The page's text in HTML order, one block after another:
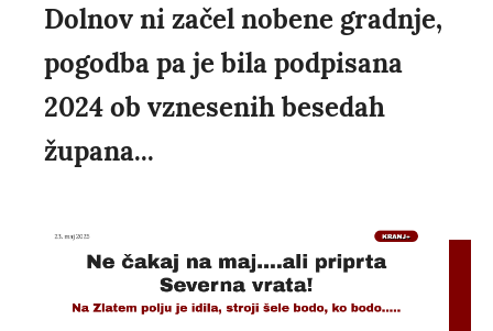
Dolnov ni začel nobene gradnje,
pogodba pa je bila podpisana
2024 ob vznesenih besedah
župana...